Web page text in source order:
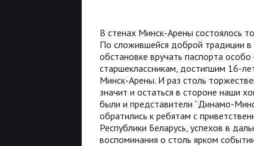
В стенах Минск-Арены состоялось
По сложившейся доброй традиции в
обстановке вручать паспорта
старшеклассникам, достигшим 16-
Минск-Арены. И раз столь
значит и остаться в стороне наши
были и представители “Динамо-
обратились к ребятам с
Республики Беларусь, успехов в
воспоминания о столь ярком